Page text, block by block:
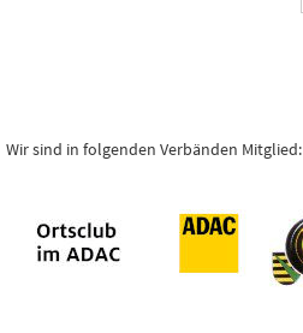
Wir sind in folgenden Verbänden Mitglied: